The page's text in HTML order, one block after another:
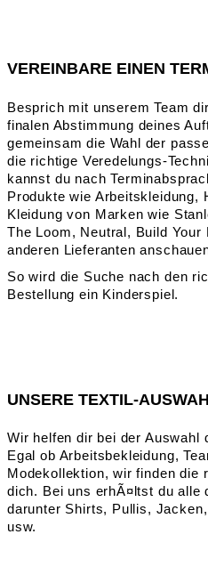
VEREINBARE EINEN
Besprich mit unserem Team
finalen Abstimmung deines
gemeinsam die Wahl der
die richtige Veredelungs-
kannst du nach
Produkte wie Arbeitskleidung,
Kleidung von Marken wie
The Loom, Neutral, Build Your
anderen Lieferanten
So wird die Suche nach den
Bestellung ein Kinderspiel.
UNSERE TEXTIL-
Wir helfen dir bei der Auswahl
Egal ob Arbeitsbekleidung,
Modekollektion, wir finden die
dich. Bei uns erhÃ¤ltst du alle
darunter Shirts, Pullis,
usw.